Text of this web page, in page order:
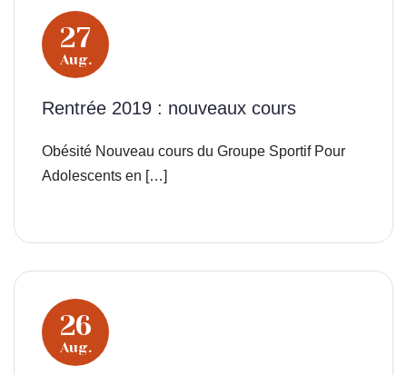
27
Aug.
Rentrée 2019 : nouveaux cours
Obésité Nouveau cours du Groupe Sportif Pour
Adolescents en […]
26
Aug.